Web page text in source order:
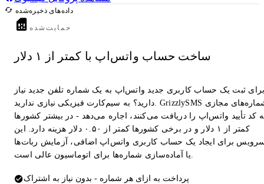
داده‌های ذخیره‌شده
حمایت‌شده
ساخت حساب واتس‌اپ با کمتر از ۱ دلار
ثبت یک حساب کاربری جدید واتس‌اپ به یک شماره تلفن جدید نیاز
دارید؟ به سیم‌کارت فیزیکی نیازی ندارید. GrizzlySMS شماره‌های مجازی
کد تأیید واتس‌اپ را دریافت می‌کنند، اجاره می‌دهد - در بیشتر کشورها
کمتر از ۱ دلار و در برخی کشورها کمتر از ۰.۵۰ دلار هزینه دارد. این
برای ایجاد یک حساب کاربری واتس‌اپ اضافی، آزمایش ربات‌ها
یا آماده‌سازی شماره‌ها برای اتوماسیون عالی است.
پرداخت به ازای هر شماره - بدون نیاز به اشتراک